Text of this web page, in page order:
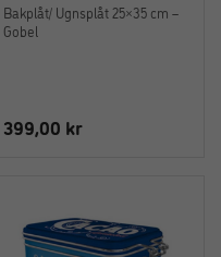
Bakplåt/ Ugnsplåt 25×35 cm –
Gobel
399,00 kr